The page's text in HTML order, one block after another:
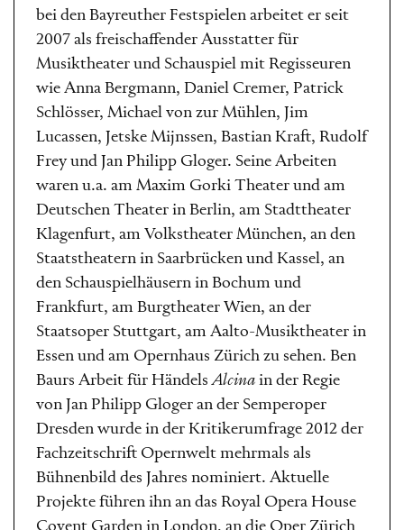
bei den Bayreuther Festspielen arbeitet er seit
2007 als freischaffender Ausstatter für
Musiktheater und Schauspiel mit Regisseuren
wie Anna Bergmann, Daniel Cremer, Patrick
Schlösser, Michael von zur Mühlen, Jim
Lucassen, Jetske Mijnssen, Bastian Kraft, Rudolf
Frey und Jan Philipp Gloger. Seine Arbeiten
waren u.a. am Maxim Gorki Theater und am
Deutschen Theater in Berlin, am Stadttheater
Klagenfurt, am Volkstheater München, an den
Staatstheatern in Saarbrücken und Kassel, an
den Schauspielhäusern in Bochum und
Frankfurt, am Burgtheater Wien, an der
Staatsoper Stuttgart, am Aalto-Musiktheater in
Essen und am Opernhaus Zürich zu sehen. Ben
Baurs Arbeit für Händels Alcina in der Regie
von Jan Philipp Gloger an der Semperoper
Dresden wurde in der Kritikerumfrage 2012 der
Fachzeitschrift Opernwelt mehrmals als
Bühnenbild des Jahres nominiert. Aktuelle
Projekte führen ihn an das Royal Opera House
Covent Garden in London, an die Oper Zürich